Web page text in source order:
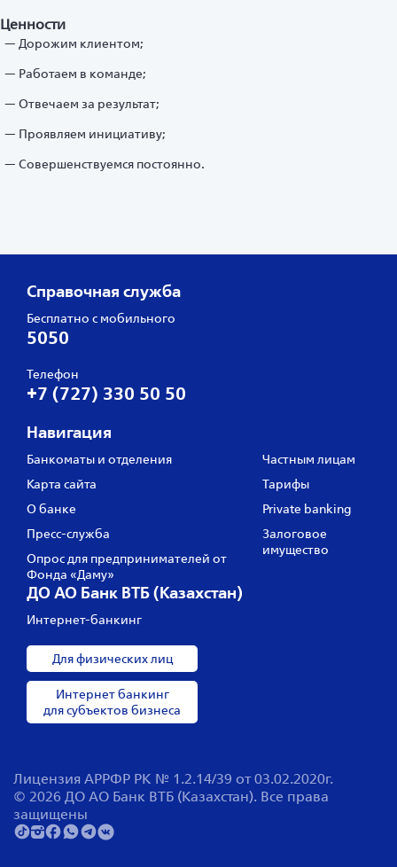
Ценности
Дорожим клиентом;
Работаем в команде;
Отвечаем за результат;
Проявляем инициативу;
Совершенствуемся постоянно.
Справочная служба
Бесплатно с мобильного
5050
Телефон
+7 (727) 330 50 50
Навигация
Банкоматы и отделения
Карта сайта
О банке
Пресс‑служба
Опрос для предпринимателей от
Фонда «Даму»
Частным лицам
Тарифы
Private banking
Залоговое
имущество
ДО АО Банк ВТБ (Казахстан)
Интернет-банкинг
Для физических лиц
Интернет банкинг
для субъектов бизнеса
Лицензия АРРФР РК № 1.2.14/39 от 03.02.2020г.
© 2026 ДО АО Банк ВТБ (Казахстан). Все права
защищены